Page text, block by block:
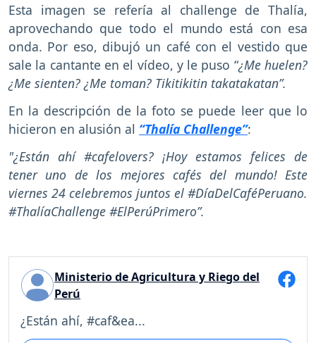
Esta imagen se refería al challenge de Thalía,
aprovechando que todo el mundo está con esa
onda. Por eso, dibujó un café con el vestido que
sale la cantante en el vídeo, y le puso “¿Me huelen?
¿Me sienten? ¿Me toman? Tikitikitin takatakatan”.
En la descripción de la foto se puede leer que lo
hicieron en alusión al “Thalía Challenge”:
"¿Están ahí #cafelovers? ¡Hoy estamos felices de
tener uno de los mejores cafés del mundo! Este
viernes 24 celebremos juntos el #DíaDelCaféPeruano.
#ThalíaChallenge #ElPerúPrimero”.
Ministerio de Agricultura y Riego del
Perú
¿Están ahí, #caf&ea...